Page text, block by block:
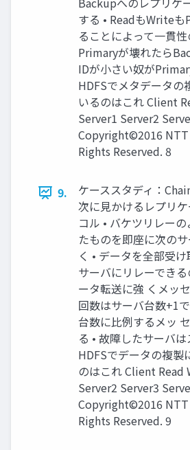
する • ReadもWrite
ることによって一貫
Primaryが壊れたら
IDが小さい奴が
HDFSでメタデータの
いるのはこれ Client
Server1 Server2
Copyright©2016 NTT
Rights Reserved. 8
9.
ケーススタディ：
次に見かけるレプリ
コル • バケツリレー
たものを即座に次の
く • データを全部受
サーバにリレーでき
ータ転送に強 くメッ
回数はサーバ台数+1
台数に比例するメッ
る • 故障したサーバ
HDFSでデータの複製
のはこれ Client Read
Server2 Server3
Copyright©2016 NTT
Rights Reserved. 9